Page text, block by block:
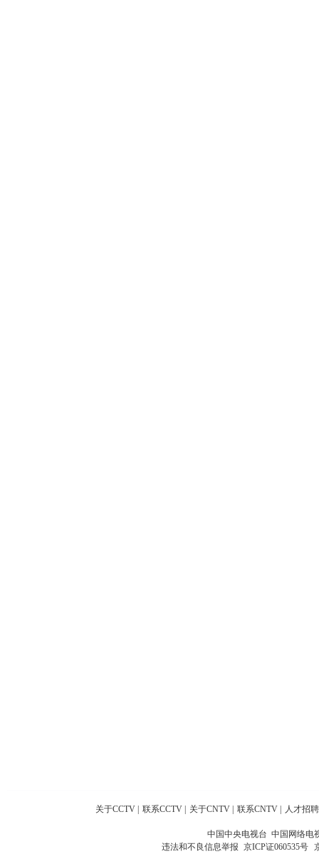
关于CCTV 联系CCTV 关于CNTV 联系CNTV 人才招聘
中国中央电视台 中国网络电
违法和不良信息举报 京ICP证060535号